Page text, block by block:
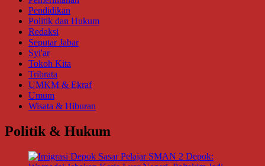
Pendidikan
Politik dan Hukum
Redaksi
Seputar Jabar
Syi'ar
Tokoh Kita
Tribrata
UMKM & Ekraf
Umum
Wisata & Hiburan
Politik & Hukum